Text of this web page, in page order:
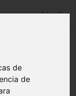
de
de
Acceder